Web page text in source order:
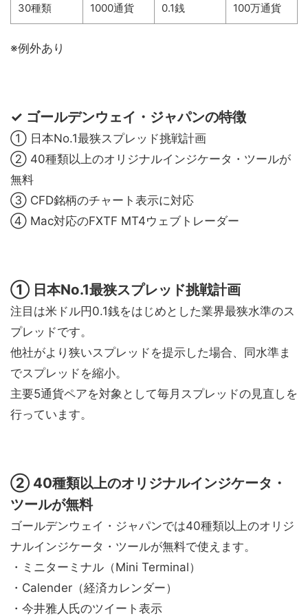
30種類 1000通貨 0.1銭 100万通貨
※例外あり
✓ ゴールデンウェイ・ジャパンの特徴
① 日本No.1最狭スプレッド挑戦計画
② 40種類以上のオリジナルインジケータ・ツールが
無料
③ CFD銘柄のチャート表示に対応
④ Mac対応のFXTF MT4ウェブトレーダー
① 日本No.1最狭スプレッド挑戦計画
注目は米ドル円0.1銭をはじめとした業界最狭水準のス
プレッドです。
他社がより狭いスプレッドを提示した場合、同水準ま
でスプレッドを縮小。
主要5通貨ペアを対象として毎月スプレッドの見直しを
行っています。
② 40種類以上のオリジナルインジケータ・
ツールが無料
ゴールデンウェイ・ジャパンでは40種類以上のオリジ
ナルインジケータ・ツールが無料で使えます。
・ミニターミナル（Mini Terminal）
・Calender（経済カレンダー）
・今井雅人氏のツイート表示